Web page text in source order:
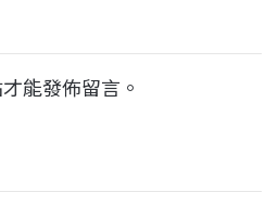
能發佈留言。